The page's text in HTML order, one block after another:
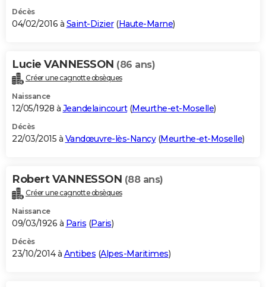
Décès
04/02/2016 à Saint-Dizier(Haute-Marne)
Lucie VANNESSON (86 ans)
Créer une cagnotte obsèques
Naissance
12/05/1928 à Jeandelaincourt(Meurthe-et-Moselle)
Décès
22/03/2015 à Vandœuvre-lès-Nancy(Meurthe-et-Moselle)
Robert VANNESSON (88 ans)
Créer une cagnotte obsèques
Naissance
09/03/1926 à Paris (Paris)
Décès
23/10/2014 à Antibes (Alpes-Maritimes)